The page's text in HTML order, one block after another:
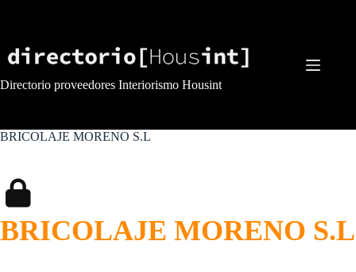
Directorio proveedores Interiorismo Housint
BRICOLAJE MORENO S.L
BRICOLAJE MORENO S.L